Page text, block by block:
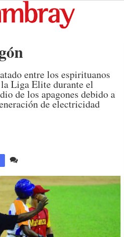
entre los espirituanos
Liga Elite durante el
de los apagones debido a
de electricidad